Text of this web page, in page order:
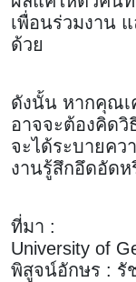
เพื่อนร่วมงาน
ด้วย
ดังนั้น หากคุณเ
อาจจะต้องคิด
จะได้ระบายคว
งานรู้สึกอึดอัด
ที่มา :
University of
พิสูจน์อักษร : รั